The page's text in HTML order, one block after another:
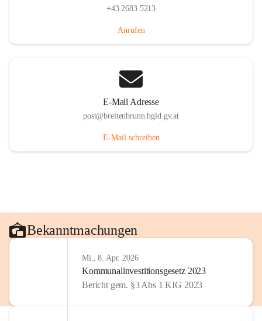
+43 2683 5213
Anrufen
E-Mail Adresse
post@breitenbrunn.bgld.gv.at
E-Mail schreiben
Bekanntmachungen
Mi., 8. Apr. 2026
Kommunalinvestitionsgesetz 2023
Bericht gem. §3 Abs 1 KIG 2023